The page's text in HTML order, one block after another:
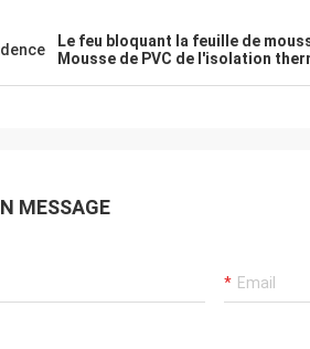
Le feu bloquant la feuille de
Mousse de PVC de l'isolation
MESSAGE